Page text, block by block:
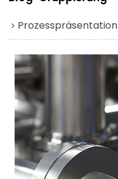
Prozesspräsentation